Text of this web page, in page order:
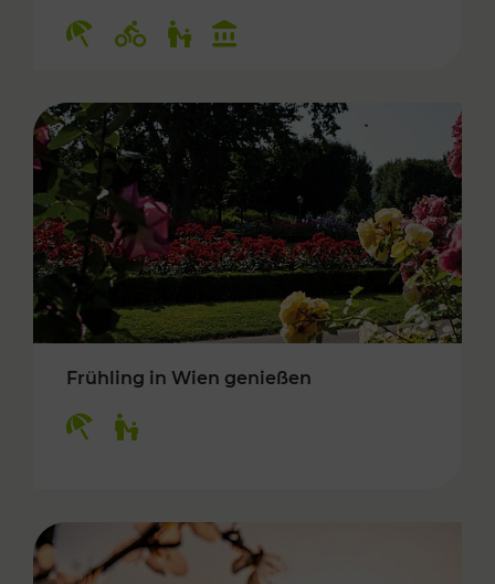
Frühling in Wien genießen